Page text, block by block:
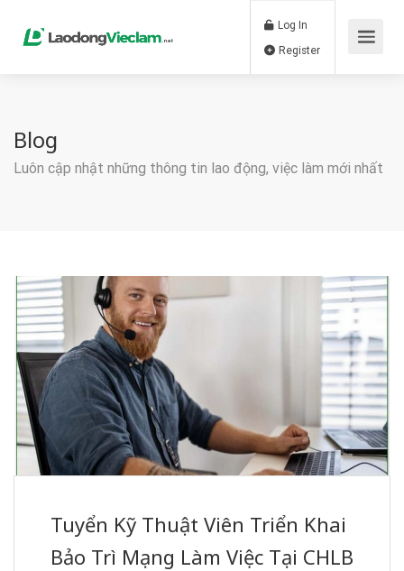
Log In
Blog
Luôn cập nhật những thông tin lao động, việc làm mới nhất
Tuyển Kỹ Thuật Viên Triển Khai
Bảo Trì Mạng Làm Việc Tại CHLB